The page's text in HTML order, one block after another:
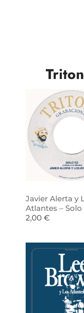
Javier Alerta y
Atlantes – Solo
2,00 €